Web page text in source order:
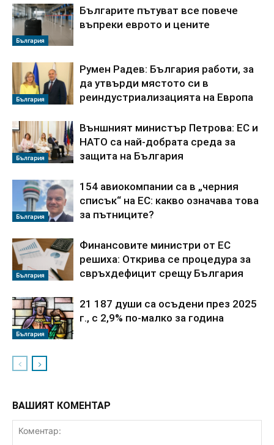
България
Българите пътуват все повече
въпреки еврото и цените
България
Румен Радев: България работи, за
да утвърди мястото си в
реиндустриализацията на Европа
България
Външният министър Петрова: ЕС и
НАТО са най-добрата среда за
защита на България
България
154 авиокомпании са в „черния
списък“ на ЕС: какво означава това
за пътниците?
България
Финансовите министри от ЕС
решиха: Открива се процедура за
свръхдефицит срещу България
България
21 187 души са осъдени през 2025
г., с 2,9% по-малко за година
ВАШИЯТ КОМЕНТАР